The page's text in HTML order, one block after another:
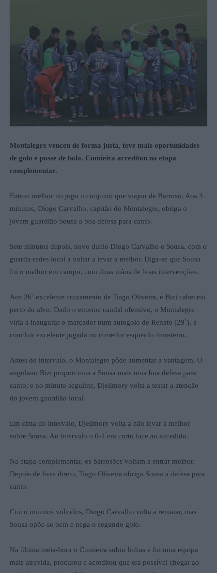
Montalegre venceu de forma justa, teve mais oportunidades
de golo e posse de bola. Cumieira acreditou na etapa
complementar.
Entrou melhor no jogo o conjunto que viajou de Barroso. Aos 3
minutos, Diogo Carvalho, capitão do Montalegre, obriga o
jovem guardião Sousa a boa defesa para canto.
Sete minutos depois, novo duelo Diogo Carvalho e Sousa, com o
guarda-redes local a voltar a levar a melhor. Diga-se que Sousa
foi o melhor em campo, com duas mãos de boas intervenções.
Aos 26´ excelente cruzamento de Tiago Oliveira, e Bizi cabeceia
perto do alvo. Dado o enorme caudal ofensivo, o Montalegre
viria a inaugurar o marcador num autogolo de Renato (29`), a
concluir excelente jogada no corredor esquerdo forasteiro.
Antes do intervalo, o Montalegre pôde aumentar a vantagem. O
angolano Bizi proporciona a Sousa mais uma boa defesa para
canto; e no minuto seguinte, Djelimory volta a testar a atenção
do jovem guardião local.
Em cima do intervalo, Djelimory volta a não levar a melhor
sobre Sousa. Ao intervalo o 0-1 era curto face ao sucedido.
Na etapa complementar, os barrosões voltam a entrar melhor.
Depois de livre direto, Tiago Oliveira obriga Sousa a defesa para
canto.
Cinco minutos volvidos, Diogo Carvalho volta a rematar, mas
Sousa opõe-se bem e nega o segundo golo.
Na última meia-hora o Cumieira subiu linhas e foi uma equipa
mais atrevida, procurou e acreditou que era possível chegar ao